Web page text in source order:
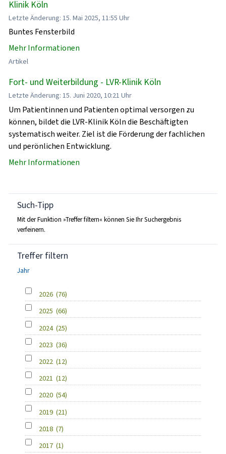
Klinik Köln
Letzte Änderung: 15. Mai 2025, 11:55 Uhr
Buntes Fensterbild
Mehr Informationen
Artikel
Fort- und Weiterbildung - LVR-Klinik Köln
Letzte Änderung: 15. Juni 2020, 10:21 Uhr
Um Patientinnen und Patienten optimal versorgen zu
können, bildet die LVR-Klinik Köln die Beschäftigten
systematisch weiter. Ziel ist die Förderung der fachlichen
und perönlichen Entwicklung.
Mehr Informationen
Such-Tipp
Mit der Funktion »Treffer filtern« können Sie Ihr Suchergebnis
verfeinern.
Treffer filtern
Jahr
2026 (76)
2025 (66)
2024 (25)
2023 (36)
2022 (12)
2021 (12)
2020 (54)
2019 (21)
2018 (7)
2017 (1)